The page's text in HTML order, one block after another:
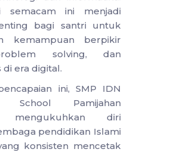
semacam ini menjadi
bagi santri untuk
kemampuan berpikir
solving, dan
di era digital.
ini, SMP IDN
School Pamijahan
mengukuhkan diri
pendidikan Islami
konsisten mencetak